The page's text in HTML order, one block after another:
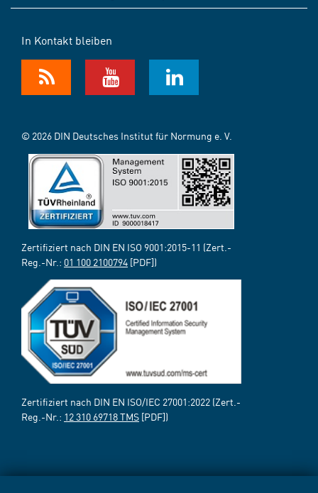
In Kontakt bleiben
© 2026 DIN Deutsches Institut für Normung e. V.
Zertifiziert nach DIN EN ISO 9001:2015-11 (Zert.-
Reg.-Nr.: 01 100 2100794 [PDF])
Zertifiziert nach DIN EN ISO/IEC 27001:2022 (Zert.-
Reg.-Nr.: 12 310 69718 TMS [PDF])